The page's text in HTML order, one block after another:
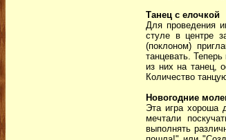
Танец с елочкой
Для проведения
стуле в центре
(поклоном)
танцевать.
из них на танец,
Количество
Новогодние
Эта игра хороша
мечтали
выполнять